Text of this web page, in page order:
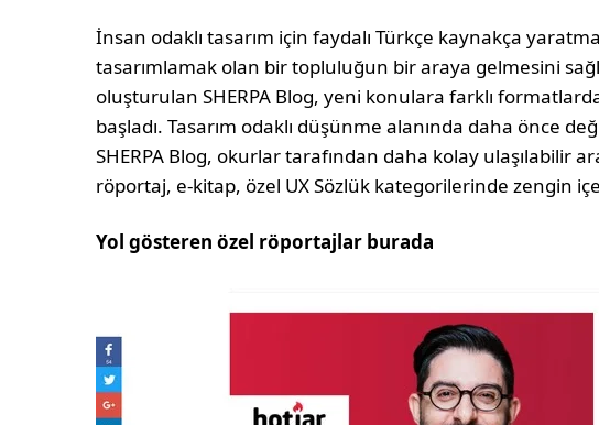
İnsan odaklı tasarım için faydalı Türkçe kaynakça
tasarımlamak olan bir topluluğun bir araya gelmesini
oluşturulan SHERPA Blog, yeni konulara farklı
başladı. Tasarım odaklı düşünme alanında daha önce
SHERPA Blog, okurlar tarafından daha kolay ulaşılabilir
röportaj, e-kitap, özel UX Sözlük kategorilerinde zengin
Yol gösteren özel röportajlar burada